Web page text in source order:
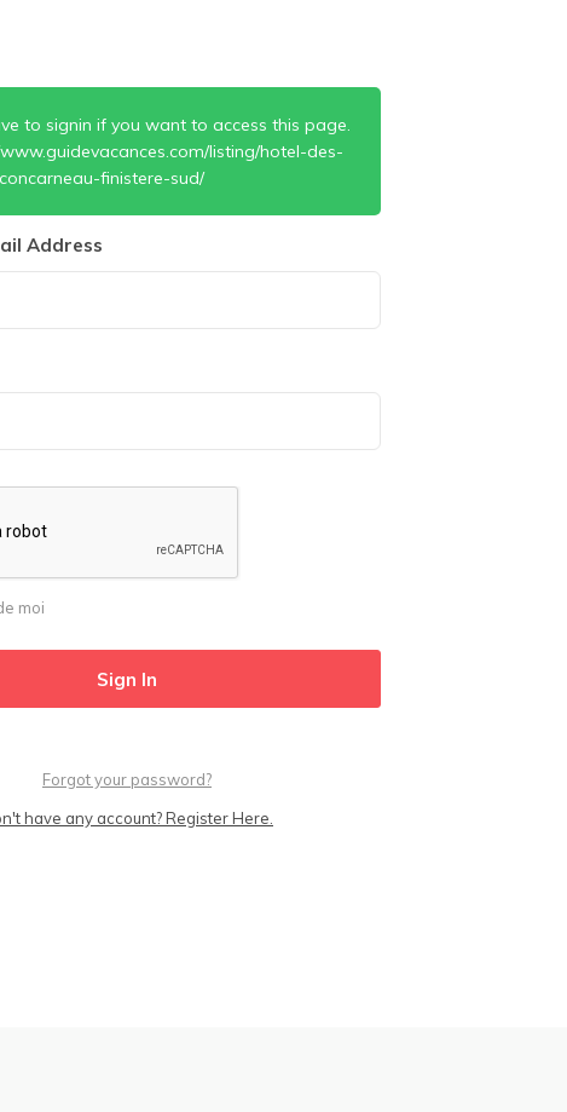
to signin if you want to access this page.
listing/hotel-des-
finistere-sud/
Address
moi
Forgot your password?
have any account? Register Here.